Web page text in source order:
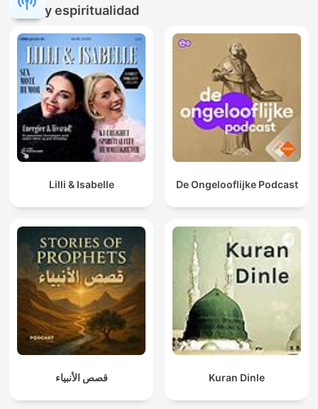
y espiritualidad
Lilli & Isabelle De Ongelooflijke Podcast
قصص الأنبياء Kuran Dinle